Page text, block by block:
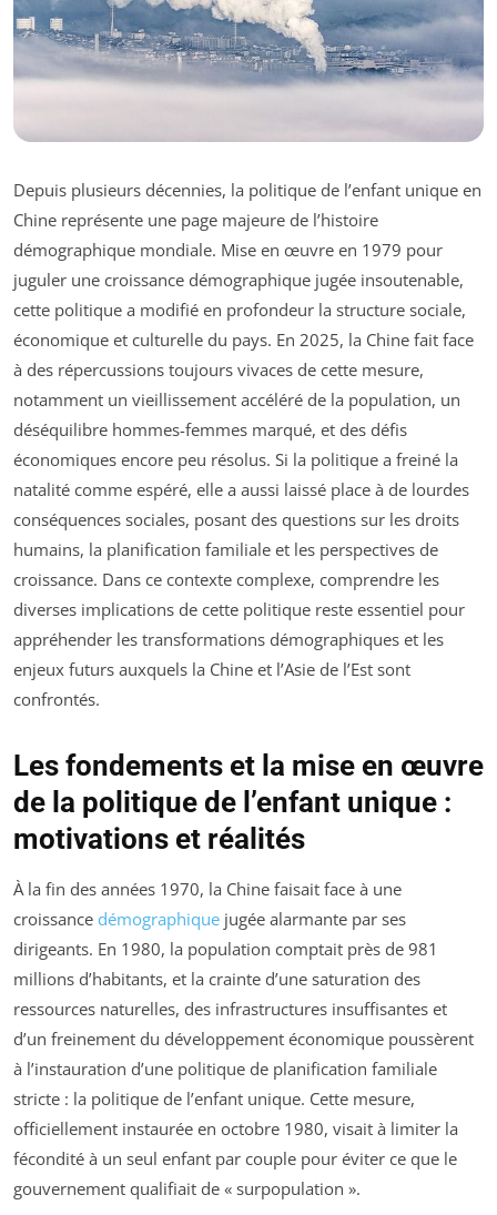
Depuis plusieurs décennies, la politique de l’enfant unique en
Chine représente une page majeure de l’histoire
démographique mondiale. Mise en œuvre en 1979 pour
juguler une croissance démographique jugée insoutenable,
cette politique a modifié en profondeur la structure sociale,
économique et culturelle du pays. En 2025, la Chine fait face
à des répercussions toujours vivaces de cette mesure,
notamment un vieillissement accéléré de la population, un
déséquilibre hommes-femmes marqué, et des défis
économiques encore peu résolus. Si la politique a freiné la
natalité comme espéré, elle a aussi laissé place à de lourdes
conséquences sociales, posant des questions sur les droits
humains, la planification familiale et les perspectives de
croissance. Dans ce contexte complexe, comprendre les
diverses implications de cette politique reste essentiel pour
appréhender les transformations démographiques et les
enjeux futurs auxquels la Chine et l’Asie de l’Est sont
confrontés.
Les fondements et la mise en œuvre
de la politique de l’enfant unique :
motivations et réalités
À la fin des années 1970, la Chine faisait face à une
croissance démographique jugée alarmante par ses
dirigeants. En 1980, la population comptait près de 981
millions d’habitants, et la crainte d’une saturation des
ressources naturelles, des infrastructures insuffisantes et
d’un freinement du développement économique poussèrent
à l’instauration d’une politique de planification familiale
stricte : la politique de l’enfant unique. Cette mesure,
officiellement instaurée en octobre 1980, visait à limiter la
fécondité à un seul enfant par couple pour éviter ce que le
gouvernement qualifiait de « surpopulation ».